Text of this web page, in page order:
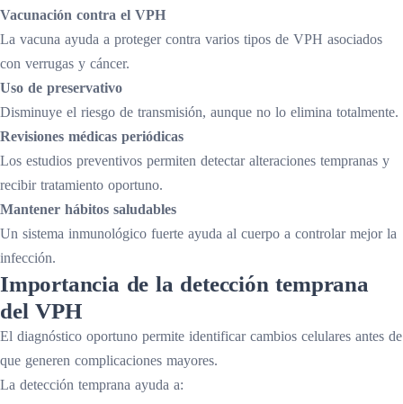
Vacunación contra el VPH
La vacuna ayuda a proteger contra varios tipos de VPH asociados
con verrugas y cáncer.
Uso de preservativo
Disminuye el riesgo de transmisión, aunque no lo elimina totalmente.
Revisiones médicas periódicas
Los estudios preventivos permiten detectar alteraciones tempranas y
recibir tratamiento oportuno.
Mantener hábitos saludables
Un sistema inmunológico fuerte ayuda al cuerpo a controlar mejor la
infección.
Importancia de la detección temprana
del VPH
El diagnóstico oportuno permite identificar cambios celulares antes de
que generen complicaciones mayores.
La detección temprana ayuda a: